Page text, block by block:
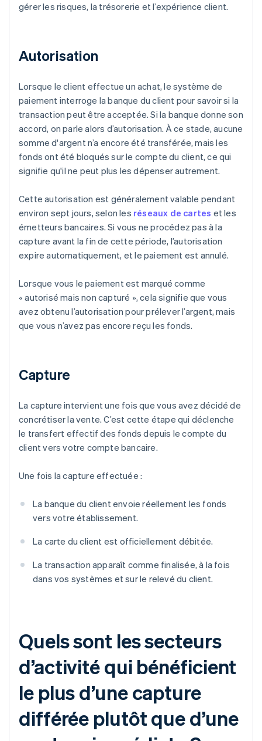
gérer les risques, la trésorerie et l’expérience client.
Autorisation
Lorsque le client effectue un achat, le système de
paiement interroge la banque du client pour savoir si la
transaction peut être acceptée. Si la banque donne son
accord, on parle alors d’autorisation. À ce stade, aucune
somme d'argent n’a encore été transférée, mais les
fonds ont été bloqués sur le compte du client, ce qui
signifie qu'il ne peut plus les dépenser autrement.
Cette autorisation est généralement valable pendant
environ sept jours, selon les réseaux de cartes et les
émetteurs bancaires. Si vous ne procédez pas à la
capture avant la fin de cette période, l’autorisation
expire automatiquement, et le paiement est annulé.
Lorsque vous le paiement est marqué comme
« autorisé mais non capturé », cela signifie que vous
avez obtenu l’autorisation pour prélever l’argent, mais
que vous n’avez pas encore reçu les fonds.
Capture
La capture intervient une fois que vous avez décidé de
concrétiser la vente. C’est cette étape qui déclenche
le transfert effectif des fonds depuis le compte du
client vers votre compte bancaire.
Une fois la capture effectuée :
La banque du client envoie réellement les fonds
vers votre établissement.
La carte du client est officiellement débitée.
La transaction apparaît comme finalisée, à la fois
dans vos systèmes et sur le relevé du client.
Quels sont les secteurs
d’activité qui bénéficient
le plus d’une capture
différée plutôt que d’une